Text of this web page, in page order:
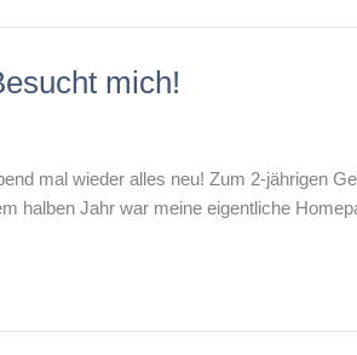
mich!
mal wieder alles neu! Zum 2-jährigen
halben Jahr war meine eigentliche